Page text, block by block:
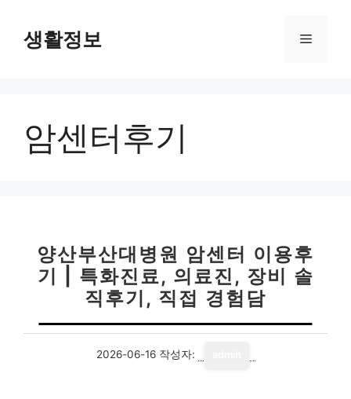
생활정보 메
암센터후기
양산부산대병원 암센터 이용후
기 | 특화진료, 의료진, 장비 솔
직후기, 직접 경험담
2026-06-16 작성자: